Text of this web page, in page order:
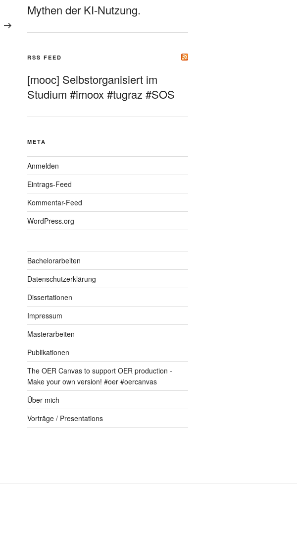
Nächster
Beitrag
Mythen der KI-Nutzung.
RSS FEED
[mooc] Selbstorganisiert im
Studium #imoox #tugraz #SOS
META
Anmelden
Eintrags-Feed
Kommentar-Feed
WordPress.org
Bachelorarbeiten
Datenschutzerklärung
Dissertationen
Impressum
Masterarbeiten
Publikationen
The OER Canvas to support OER production -
Make your own version! #oer #oercanvas
Über mich
Vorträge / Presentations